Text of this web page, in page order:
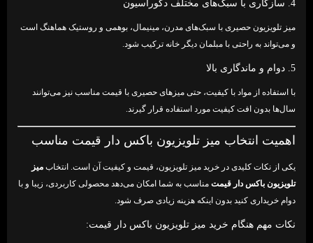
4. سازگاری با سبک‌های مختلف دکوراسیون
میز تلویزیون حصیری با سبک‌های مدرن، مینیمال، بوهمی و روستیک هماهنگ است
و می‌تواند به راحتی با مبلمان دیگر خانه ترکیب شود.
5. دوام و ماندگاری بالا
با استفاده از مواد با کیفیت، حتی میزهای حصیری با قیمت مناسب نیز می‌توانند
سال‌ها بدون افت کیفیت مورد استفاده قرار گیرند.
اهمیت انتخاب میز تلویزیون باکس دار قیمت مناسب
یکی از نکات کلیدی در خرید میز تلویزیون، قیمت و کیفیت آن است. انتخاب میز
تلویزیون باکس دار قیمت مناسب به شما امکان می‌دهد محصولی کاربردی، زیبا و با
دوام خریداری کنید بدون اینکه هزینه زیادی صرف شود.
نکات مهم هنگام خرید میز تلویزیون باکس دار قیمت: